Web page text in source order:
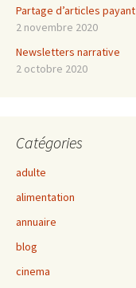
Partage d’articles payant
2 novembre 2020
Newsletters narrative
2 octobre 2020
Catégories
adulte
alimentation
annuaire
blog
cinema